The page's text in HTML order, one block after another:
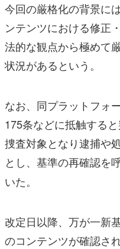
今回の厳格化の背景に
ンテンツにおける修正
法的な観点から極めて
状況があるという。
なお、同プラットフォ
175条などに抵触する
捜査対象となり逮捕や
とし、基準の再確認を
いた。
改定日以降、万が一新
のコンテンツが確認さ